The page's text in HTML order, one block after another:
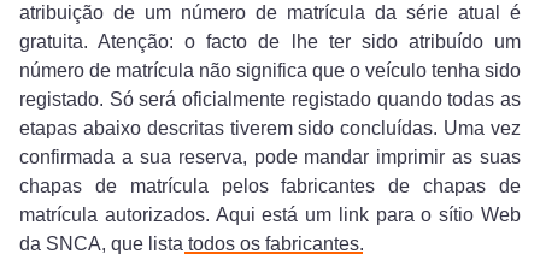
atribuição de um número de matrícula da série atual é
gratuita. Atenção: o facto de lhe ter sido atribuído um
número de matrícula não significa que o veículo tenha sido
registado. Só será oficialmente registado quando todas as
etapas abaixo descritas tiverem sido concluídas. Uma vez
confirmada a sua reserva, pode mandar imprimir as suas
chapas de matrícula pelos fabricantes de chapas de
matrícula autorizados. Aqui está um link para o sítio Web
da SNCA, que lista todos os fabricantes.